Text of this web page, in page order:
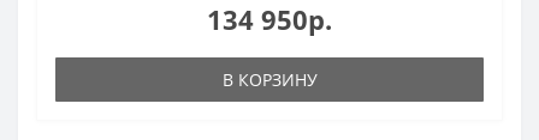
134 950р.
В КОРЗИНУ